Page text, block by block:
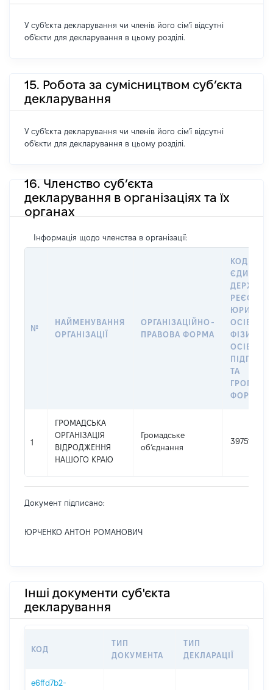
У суб'єкта декларування чи членів його сім'ї відсутні
об'єкти для декларування в цьому розділі.
15. Робота за сумісництвом суб’єкта
декларування
У суб'єкта декларування чи членів його сім'ї відсутні
об'єкти для декларування в цьому розділі.
16. Членство суб’єкта
декларування в організаціях та їх
органах
Інформація щодо членства в організації:
№
НАЙМЕНУВАННЯ
ОРГАНІЗАЦІЇ
ОРГАНІЗАЦІЙНО-
ПРАВОВА ФОРМА
КОД В
РЕЄСТРІ
ОСІБ,
ОСІБ –
ТА
1
ГРОМАДСЬКА
ОРГАНІЗАЦІЯ
ВІДРОДЖЕННЯ
НАШОГО КРАЮ
Громадське
об’єднання
39751590
Документ підписано:
ЮРЧЕНКО АНТОН РОМАНОВИЧ
Інші документи суб'єкта
декларування
КОД
ТИП
ДОКУМЕНТА
ТИП
ДЕКЛАРАЦІЇ
e6ffd7b2-